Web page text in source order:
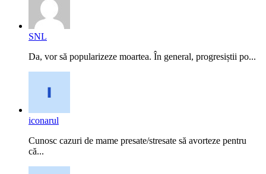
SNL
Da, vor să popularizeze moartea. În general, progresiștii po...
iconarul
Cunosc cazuri de mame presate/stresate să avorteze pentru
că...